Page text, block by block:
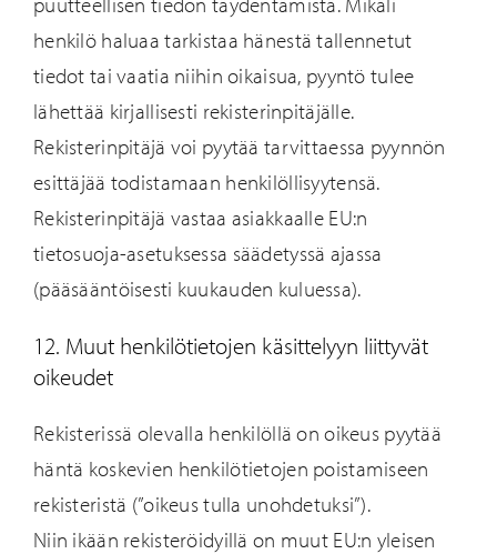
henkilö haluaa tarkistaa hänestä tallennetut
tiedot tai vaatia niihin oikaisua, pyyntö tulee
lähettää kirjallisesti rekisterinpitäjälle.
Rekisterinpitäjä voi pyytää tarvittaessa pyynnön
esittäjää todistamaan henkilöllisyytensä.
Rekisterinpitäjä vastaa asiakkaalle EU:n
tietosuoja-asetuksessa säädetyssä ajassa
(pääsääntöisesti kuukauden kuluessa).
12. Muut henkilötietojen käsittelyyn liittyvät
oikeudet
Rekisterissä olevalla henkilöllä on oikeus pyytää
häntä koskevien henkilötietojen poistamiseen
rekisteristä (”oikeus tulla unohdetuksi”).
Niin ikään rekisteröidyillä on muut EU:n yleisen